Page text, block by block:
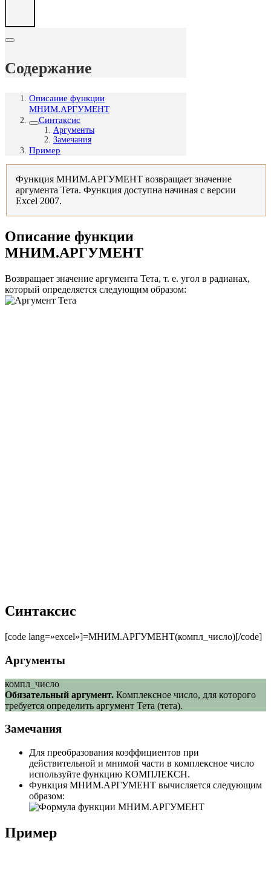
Содержание
Описание функции
МНИМ.АРГУМЕНТ
Синтаксис
Аргументы
Замечания
Пример
Функция МНИМ.АРГУМЕНТ возвращает значение
аргумента Тета. Функция доступна начиная с версии
Excel 2007.
Описание функции
МНИМ.АРГУМЕНТ
Возвращает значение аргумента Тета, т. е. угол в радианах,
который определяется следующим образом:
Синтаксис
[code lang=»excel»]=МНИМ.АРГУМЕНТ(компл_число)[/code]
Аргументы
компл_число
Обязательный аргумент. Комплексное число, для которого
требуется определить аргумент Тета (тета).
Замечания
Для преобразования коэффициентов при
действительной и мнимой части в комплексное число
используйте функцию КОМПЛЕКСН.
Функция МНИМ.АРГУМЕНТ вычисляется следующим
образом:
Пример